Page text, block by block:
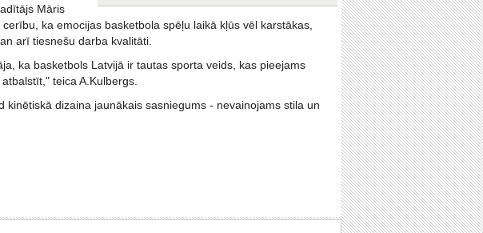
Māris
ka emocijas basketbola spēļu laikā kļūs vēl karstākas,
arī tiesnešu darba kvalitāti.
ka basketbols Latvijā ir tautas sporta veids, kas pieejams
teica A.Kulbergs.
dizaina jaunākais sasniegums - nevainojams stila un